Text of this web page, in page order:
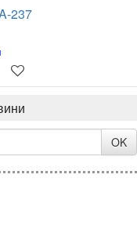
237
OK